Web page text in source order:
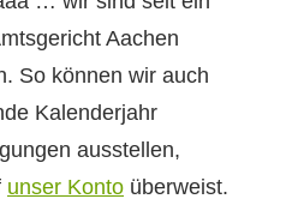
Aachen
So kön­nen wir auch
Kalen­der­jahr
ausstellen,
unser Kon­to überweist.